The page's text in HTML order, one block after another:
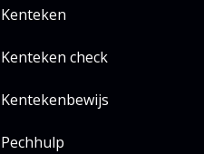
Kenteken
Kenteken check
Kentekenbewijs
Pechhulp